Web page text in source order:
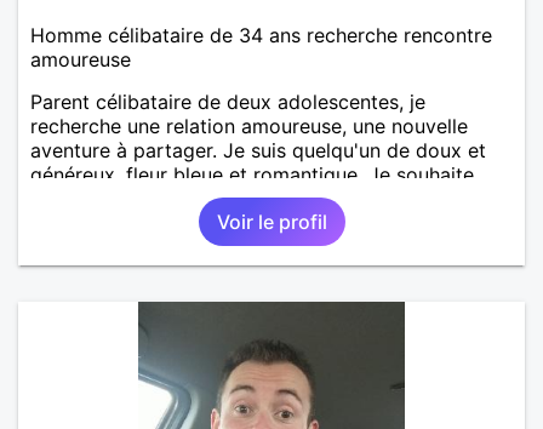
Homme célibataire de 34 ans recherche rencontre
amoureuse
Parent célibataire de deux adolescentes, je
recherche une relation amoureuse, une nouvelle
aventure à partager. Je suis quelqu'un de doux et
généreux, fleur bleue et romantique. Je souhaite
partager des moments de joie, de découverte, des
valeurs, de la simplicité.Voir le profil